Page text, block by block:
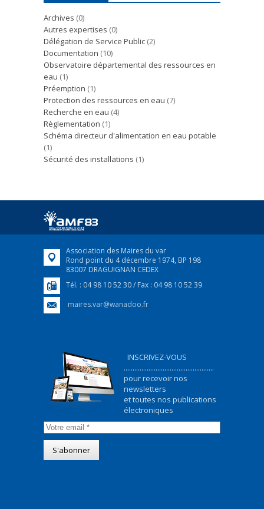
Archives (0)
Autres expertises (0)
Délégation de Service Public (2)
Documentation (10)
Observatoire départemental des ressources en
eau (1)
Préemption (1)
Protection des ressources en eau (7)
Recherche en eau (4)
Règlementation (1)
Schéma directeur d'alimentation en eau potable
(1)
Sécurité des installations (1)
Association des Maires du var
Rond point du 4 décembre 1974, BP 198
83007 DRAGUIGNAN CEDEX
Tél. : 04 98 10 52 30 / Fax : 04 98 10 52 39
maires.var@wanadoo.fr
INSCRIVEZ-VOUS
...................................................
pour recevoir nos
newsletters
et toutes nos publications
électroniques